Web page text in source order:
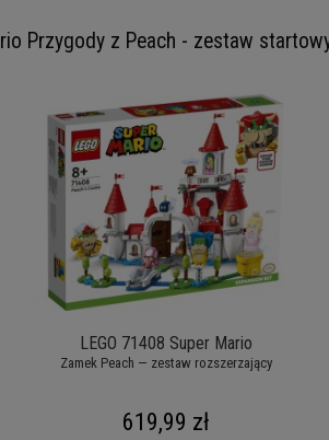
Przygody z Peach - zestaw
LEGO 71408 Super Mario
Zamek Peach — zestaw rozszerzający
619,99 zł